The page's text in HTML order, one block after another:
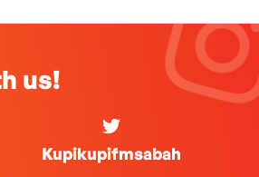
us!
Kupikupifmsabah